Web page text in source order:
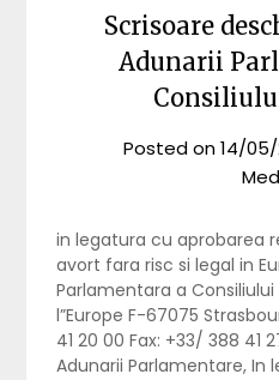
Scrisoare
Adunarii
Posted on14/
in legatura cu aprobarea
avort fara risc si legal in
Parlamentara a
l”Europe F-67075
41 20 00 Fax: +33/ 388 41
Adunarii Parlamentare, In